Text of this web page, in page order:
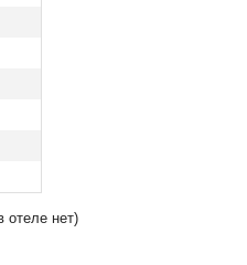
SWISSOTEL 北京港澳中心瑞士酒店） 5*
Пекин-Шанхай (7д/6н) 4*
отеле нет)